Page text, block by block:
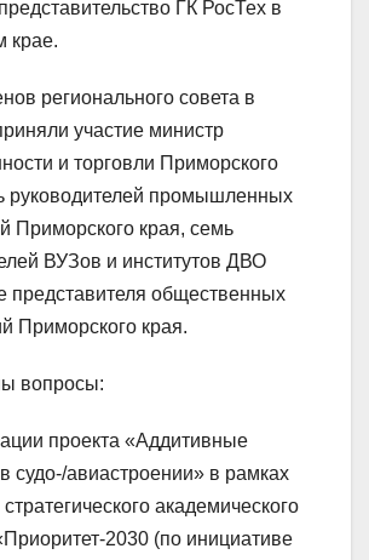
ГК РосТех в
крае.
регионального совета в
участие министр
и торговли Приморского
руководителей промышленных
Приморского края, семь
ВУЗов и институтов ДВО
представителя общественных
Приморского края.
вопросы:
проекта «Аддитивные
судо-/авиастроении» в рамках
академического
2030 (по инициативе